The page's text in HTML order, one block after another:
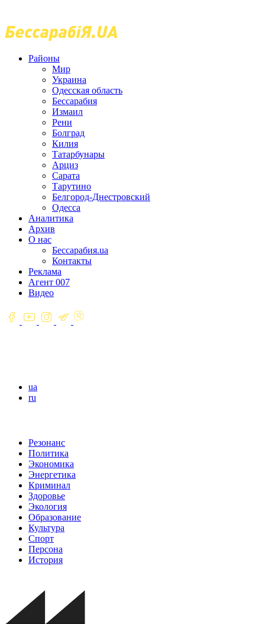
Районы
Мир
Украина
Одесская область
Бессарабия
Измаил
Рени
Болград
Килия
Татарбунары
Арциз
Сарата
Тарутино
Белгород-Днестровский
Одесса
Аналитика
Архив
О нас
Бессарабия.ua
Контакты
Реклама
Агент 007
Видео
ua
ru
Резонанс
Политика
Экономика
Энергетика
Криминал
Здоровье
Экология
Образование
Культура
Спорт
Персона
История